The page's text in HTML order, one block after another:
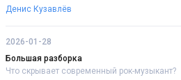
Денис Кузавлёв
2026-01-28
Большая разборка
Что скрывает современный рок-музыкант?